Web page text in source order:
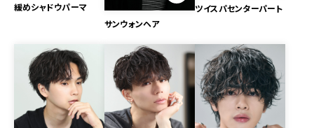
緩めシャドウパーマ
サンウォンヘア
ツイスパセンターパート